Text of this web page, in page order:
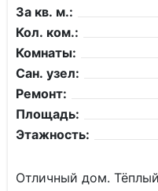
За кв. м.:
Кол. ком.:
Комнаты:
Сан. узел:
Ремонт:
Площадь:
Этажность:
Отличный дoм.